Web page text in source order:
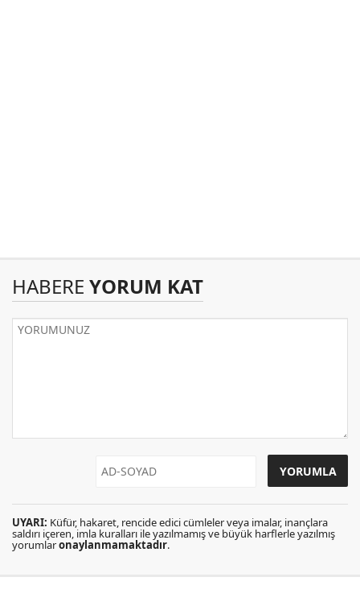
HABERE YORUM KAT
UYARI: Küfür, hakaret, rencide edici cümleler veya imalar, inançlara
saldırı içeren, imla kuralları ile yazılmamış ve büyük harflerle yazılmış
yorumlaronaylanmamaktadır.